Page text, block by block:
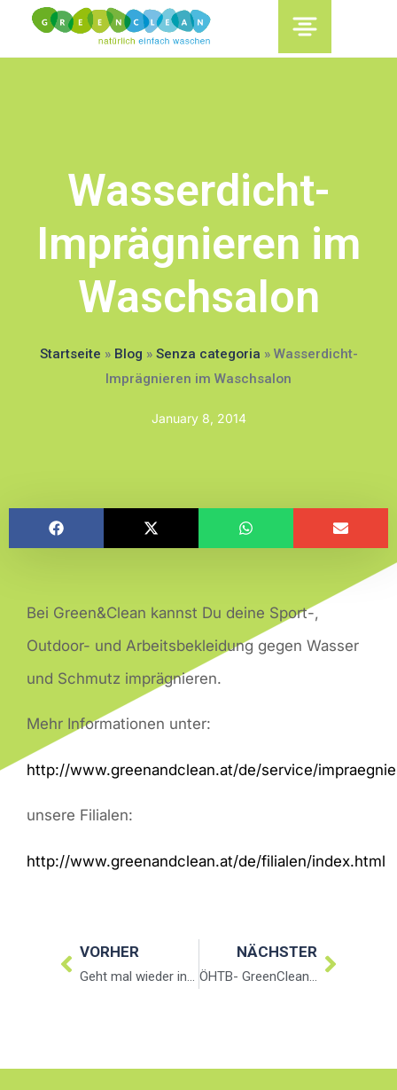
content
Wasserdicht-
Imprägnieren im
Waschsalon
Startseite » Blog » Senza categoria » Wasserdicht-
Imprägnieren im Waschsalon
January 8, 2014
Bei Green&Clean kannst Du deine Sport-,
Outdoor- und Arbeitsbekleidung gegen Wasser
und Schmutz imprägnieren.
Mehr Informationen unter:
http://www.greenandclean.at/de/service/
unsere Filialen:
http://www.greenandclean.at/de/filialen/index.html
VORHER
Geht mal wieder ins Theater…
NÄCHSTER
ÖHTB- GreenClean Waschsalons